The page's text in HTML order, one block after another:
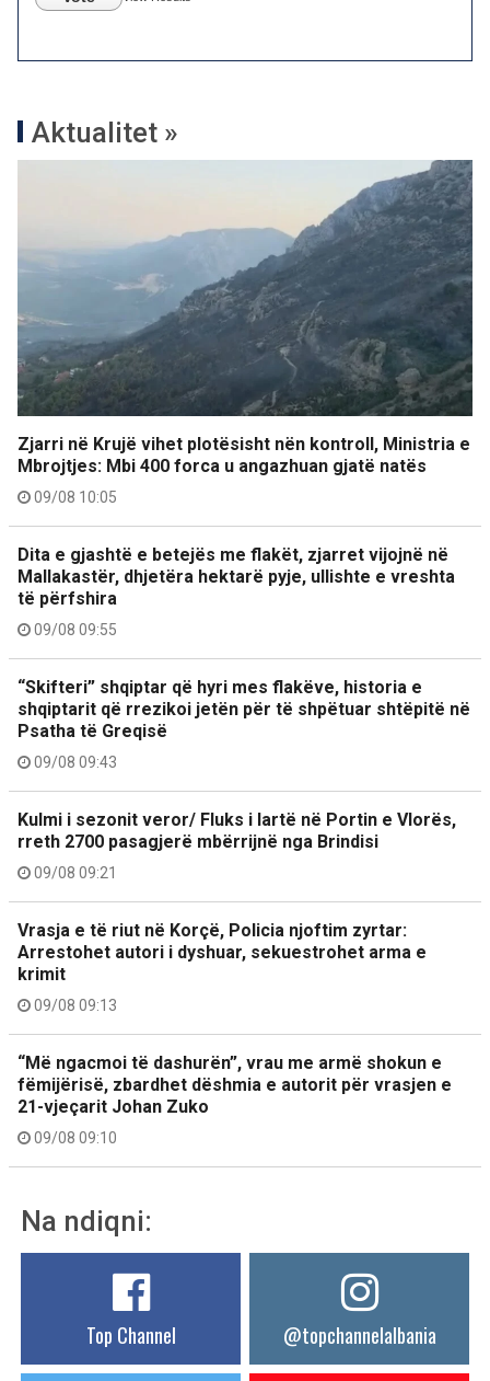
Aktualitet »
Zjarri në Krujë vihet plotësisht nën kontroll, Ministria e
Mbrojtjes: Mbi 400 forca u angazhuan gjatë natës
09/08 10:05
Dita e gjashtë e betejës me flakët, zjarret vijojnë në
Mallakastër, dhjetëra hektarë pyje, ullishte e vreshta
të përfshira
09/08 09:55
“Skifteri” shqiptar që hyri mes flakëve, historia e
shqiptarit që rrezikoi jetën për të shpëtuar shtëpitë në
Psatha të Greqisë
09/08 09:43
Kulmi i sezonit veror/ Fluks i lartë në Portin e Vlorës,
rreth 2700 pasagjerë mbërrijnë nga Brindisi
09/08 09:21
Vrasja e të riut në Korçë, Policia njoftim zyrtar:
Arrestohet autori i dyshuar, sekuestrohet arma e
krimit
09/08 09:13
“Më ngacmoi të dashurën”, vrau me armë shokun e
fëmijërisë, zbardhet dëshmia e autorit për vrasjen e
21-vjeçarit Johan Zuko
09/08 09:10
Na ndiqni:
Top Channel @topchannelalbania